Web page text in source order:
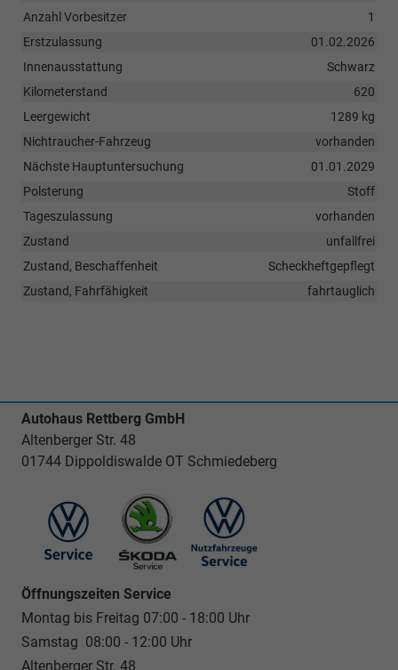
Anzahl Vorbesitzer
1
Erstzulassung
01.02.2026
Innenausstattung
Schwarz
Kilometerstand
620
Leergewicht
1289 kg
Nichtraucher-Fahrzeug
vorhanden
Nächste Hauptuntersuchung
01.01.2029
Polsterung
Stoff
Tageszulassung
vorhanden
Zustand
unfallfrei
Zustand, Beschaffenheit
Scheckheftgepflegt
Zustand, Fahrfähigkeit
fahrtauglich
Autohaus Rettberg GmbH
Altenberger Str. 48
01744 Dippoldiswalde OT Schmiedeberg
Öffnungszeiten Service
Montag bis Freitag 07:00 - 18:00 Uhr
Samstag 08:00 - 12:00 Uhr
Altenberger Str. 48